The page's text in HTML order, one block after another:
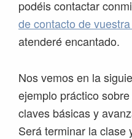
podéis contactar
de contacto de
atenderé encantado.
Nos vemos en la
ejemplo práctico
claves básicas y
Será terminar la clase